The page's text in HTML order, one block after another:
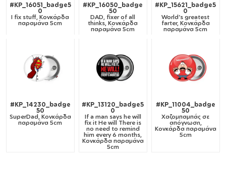
#KP_16051_badge5
0
I fix stuff, Κονκάρδα
παραμάνα 5cm
#KP_16050_badge
50
DAD, fixer of all
thinks, Κονκάρδα
παραμάνα 5cm
#KP_15621_badge5
0
World's greatest
farter, Κονκάρδα
παραμάνα 5cm
#KP_14230_badge
50
SuperDad, Κονκάρδα
παραμάνα 5cm
#KP_13120_badge5
0
If a man says he will
fix it He will There is
no need to remind
him every 6 months,
Κονκάρδα παραμάνα
5cm
#KP_11004_badge
50
Χαζομπαμπάς σε
απόγνωση,
Κονκάρδα παραμάνα
5cm